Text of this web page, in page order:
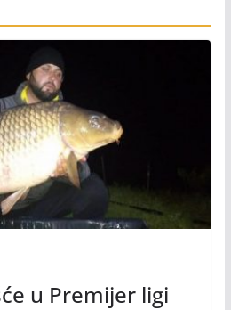
u Premijer ligi